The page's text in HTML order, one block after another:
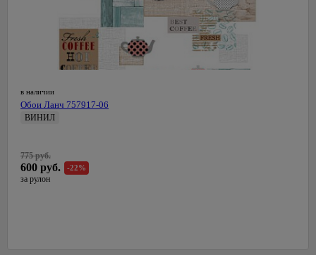
в наличии
Обои Ланч 757917-06
ВИНИЛ
775 руб.
600 руб. -22%
за рулон